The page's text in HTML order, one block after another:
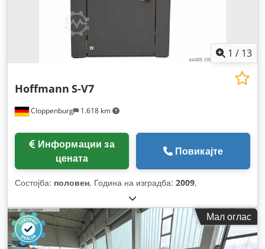
1 / 13
Cloppenburg 1.618 km
Hoffmann S-V7
цената
Повикајте
Состојба: половен, Година на изградба: 2009,
Мал оглас